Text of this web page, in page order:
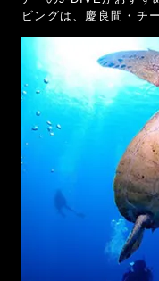
ビングは、慶良間・チ
者やブランクダイバー